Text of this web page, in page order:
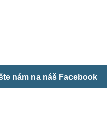
nám na náš Facebook